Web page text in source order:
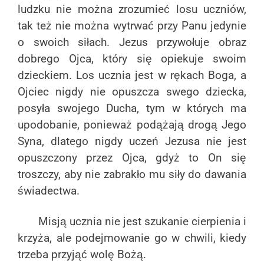
ludzku nie można zrozumieć losu uczniów,
tak też nie można wytrwać przy Panu jedynie
o swoich siłach. Jezus przywołuje obraz
dobrego Ojca, który się opiekuje swoim
dzieckiem. Los ucznia jest w rękach Boga, a
Ojciec nigdy nie opuszcza swego dziecka,
posyła swojego Ducha, tym w których ma
upodobanie, ponieważ podążają drogą Jego
Syna, dlatego nigdy uczeń Jezusa nie jest
opuszczony przez Ojca, gdyż to On się
troszczy, aby nie zabrakło mu siły do dawania
świadectwa.
Misją ucznia nie jest szukanie cierpienia i
krzyża, ale podejmowanie go w chwili, kiedy
trzeba przyjąć wolę Bożą.